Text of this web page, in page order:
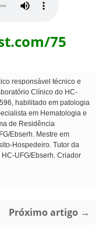
75
responsável técnico e
Clínico do HC-
habilitado em patologia
em Hematologia e
de Residência
Ebserh. Mestre em
Hospedeiro. Tutor da
UFG/Ebserh. Criador
Próximo artigo →